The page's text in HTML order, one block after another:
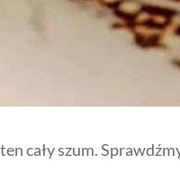
cały szum.